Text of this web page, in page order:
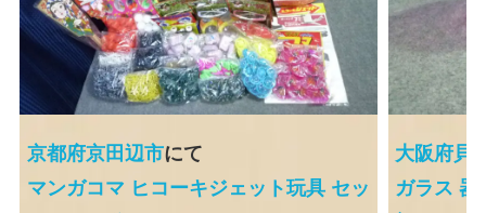
京都府京田辺市にて
マンガコマ ヒコーキジェット玩具 セッ
大阪府貝
ガラス 器